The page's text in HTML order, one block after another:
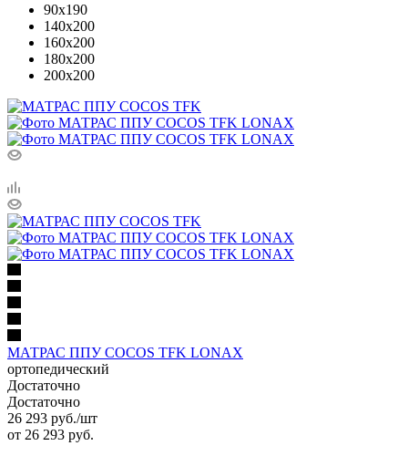
90x190
140x200
160x200
180x200
200x200
МАТРАС ППУ COCOS TFK LONAX
ортопедический
Достаточно
Достаточно
26 293 руб./шт
от 26 293 руб.